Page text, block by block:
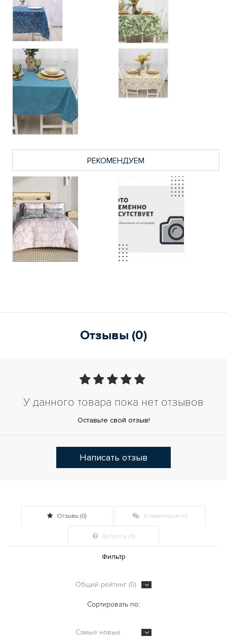
РЕКОМЕНДУЕМ
Отзывы (0)
У данного товара пока нет отзывов
Оставьте свой отзыв!
Написать отзыв
Отзывы (0) Комментарии (0)
Вопросы (0)
Фильтр
Общий рейтинг (0)
Сортировать по:
Самые новые